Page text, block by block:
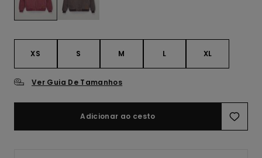
XS S M L XL
Ver Guia De Tamanhos
Adicionar ao cesto